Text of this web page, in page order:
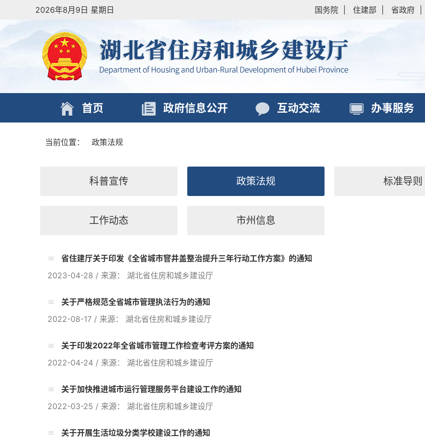
2026年8月9日 星期日 国务院 住建部 省政府
首页 政府信息公开 互动交流 办事服务
当前位置： 政策法规
科普宣传 政策法规 标准导则
工作动态 市州信息
省住建厅关于印发《全省城市窨井盖整治提升三年行动工作方案》的通知
2023-04-28 / 来源： 湖北省住房和城乡建设厅
关于严格规范全省城市管理执法行为的通知
2022-08-17 / 来源： 湖北省住房和城乡建设厅
关于印发2022年全省城市管理工作检查考评方案的通知
2022-04-24 / 来源： 湖北省住房和城乡建设厅
关于加快推进城市运行管理服务平台建设工作的通知
2022-03-25 / 来源： 湖北省住房和城乡建设厅
关于开展生活垃圾分类学校建设工作的通知